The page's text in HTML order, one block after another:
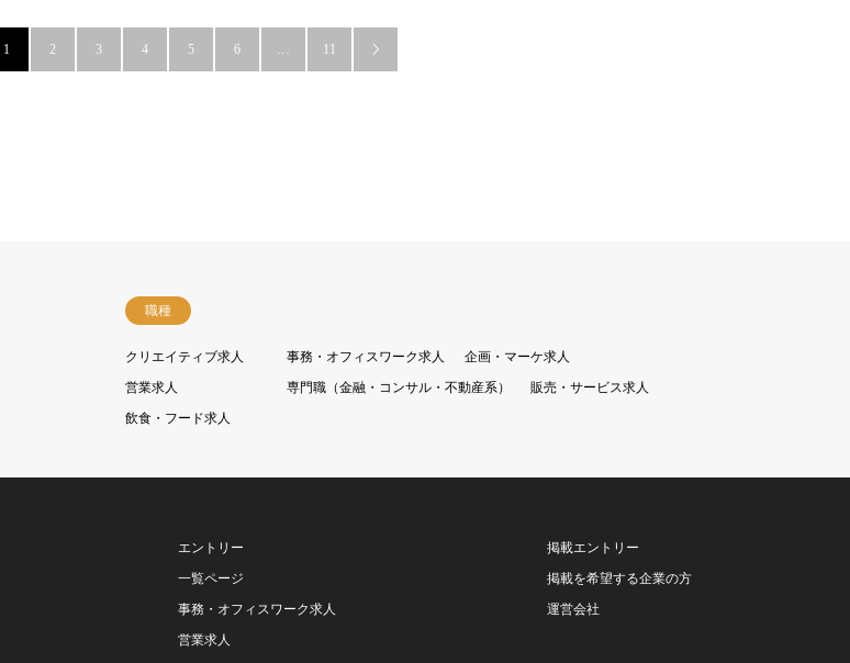
1 2 3 4 5 6 … 11 
職種
クリエイティブ求人 事務・オフィスワーク求人
企画・マーケ求人
営業求人
専門職（金融・コンサル・不動産系）
販売・サービス求人
飲食・フード求人
エントリー
一覧ページ
事務・オフィスワーク求人
営業求人
掲載エントリー
掲載を希望する企業の方
運営会社